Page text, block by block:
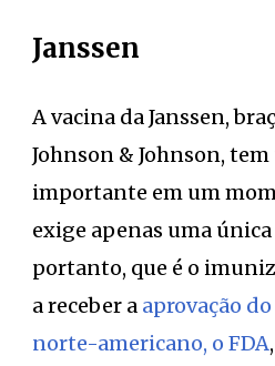
Janssen
A vacina da Janssen,
Johnson & Johnson,
importante em um
exige apenas uma única
portanto, que é o
a receber a aprovação
norte-americano, o FDA